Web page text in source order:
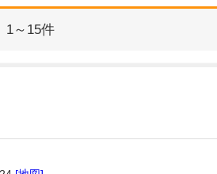
1～15件
私が大